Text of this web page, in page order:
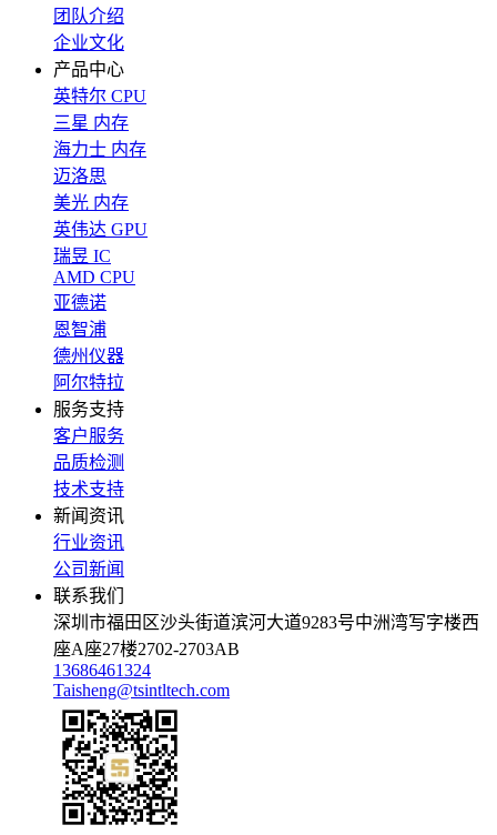
团队介绍
企业文化
产品中心
英特尔 CPU
三星 内存
海力士 内存
迈洛思
美光 内存
英伟达 GPU
瑞昱 IC
AMD CPU
亚德诺
恩智浦
德州仪器
阿尔特拉
服务支持
客户服务
品质检测
技术支持
新闻资讯
行业资讯
公司新闻
联系我们
深圳市福田区沙头街道滨河大道9283号中洲湾写字楼西
座A座27楼2702-2703AB
13686461324
Taisheng@tsintltech.com